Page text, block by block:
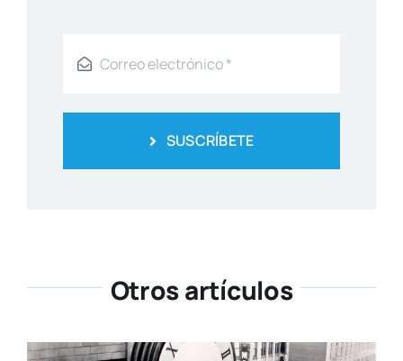
SUSCRÍBETE
Otros artículos